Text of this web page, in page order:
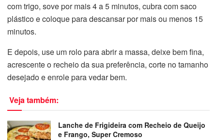
com trigo, sove por mais 4 a 5 minutos, cubra com saco
plástico e coloque para descansar por mais ou menos 15
minutos.
E depois, use um rolo para abrir a massa, deixe bem fina,
acrescente o recheio da sua preferência, corte no tamanho
desejado e enrole para vedar bem.
Veja também:
Lanche de Frigideira com Recheio de Queijo
e Frango, Super Cremoso